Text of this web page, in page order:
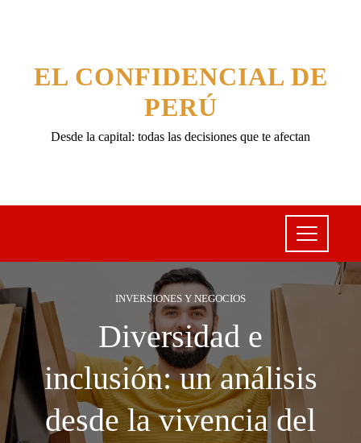
EL CONFIDENCIAL DE
PERÚ
Desde la capital: todas las decisiones que te afectan
INVERSIONES Y NEGOCIOS
Diversidad e
inclusión: un análisis
desde la vivencia del